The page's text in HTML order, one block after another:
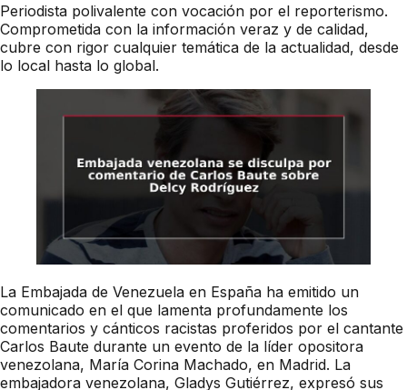
Periodista polivalente con vocación por el reporterismo.
Comprometida con la información veraz y de calidad,
cubre con rigor cualquier temática de la actualidad, desde
lo local hasta lo global.
La Embajada de Venezuela en España ha emitido un
comunicado en el que lamenta profundamente los
comentarios y cánticos racistas proferidos por el cantante
Carlos Baute durante un evento de la líder opositora
venezolana, María Corina Machado, en Madrid. La
embajadora venezolana, Gladys Gutiérrez, expresó sus